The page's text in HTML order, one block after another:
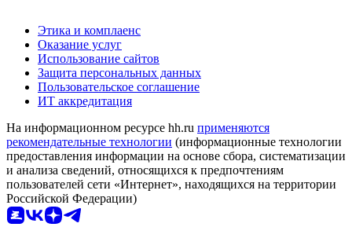
Этика и комплаенс
Оказание услуг
Использование сайтов
Защита персональных данных
Пользовательское соглашение
ИТ аккредитация
На информационном ресурсе hh.ru применяются
рекомендательные технологии (информационные технологии
предоставления информации на основе сбора, систематизации
и анализа сведений, относящихся к предпочтениям
пользователей сети «Интернет», находящихся на территории
Российской Федерации)